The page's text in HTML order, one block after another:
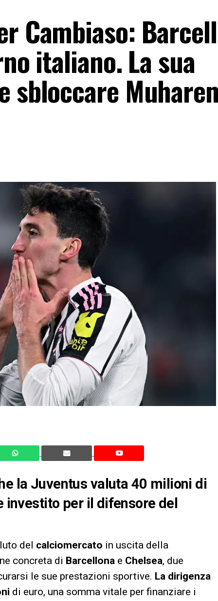
Cambiaso:
italiano. La sua
sbloccare
la Juventus valuta 40 milioni di
per il difensore del
del calciomercato in uscita della
concreta di Barcellona e Chelsea, due
le sue prestazioni sportive. La dirigenza
di euro, una somma vitale per finanziare i